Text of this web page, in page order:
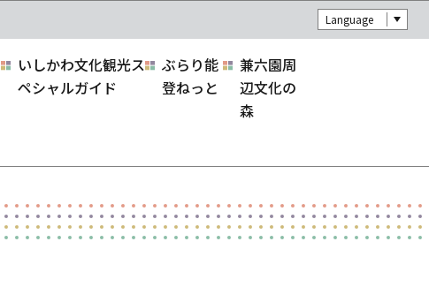
Language
いしかわ文化観光ス
ペシャルガイド
ぶらり能
登ねっと
兼六園周
辺文化の
森